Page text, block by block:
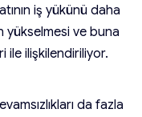
iş yükünü daha
yükselmesi ve buna
ile ilişkilendiriliyor.
da fazla